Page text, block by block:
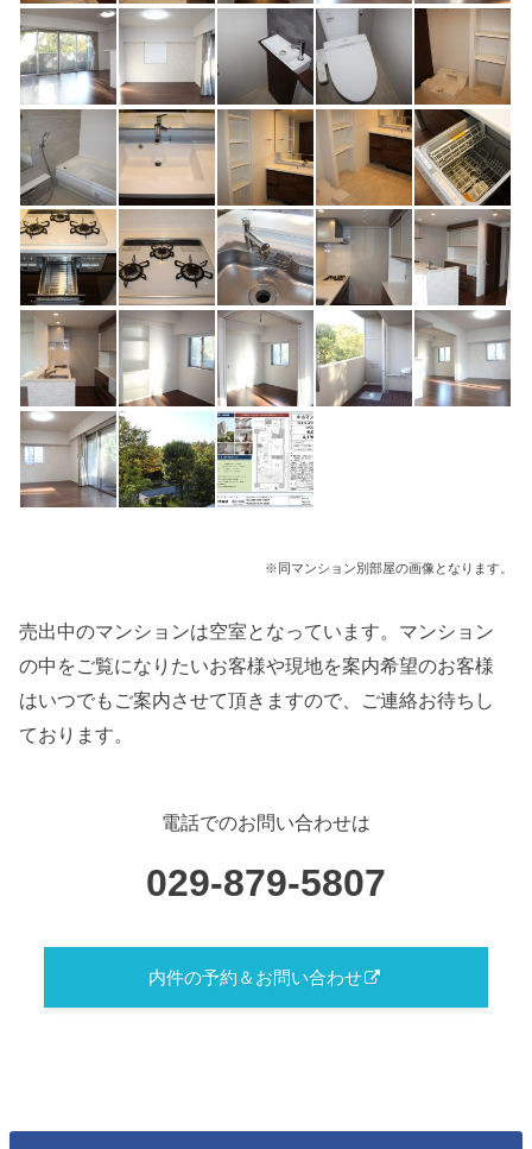
※同マンション別部屋の画像となります。
売出中のマンションは空室となっています。マンション
の中をご覧になりたいお客様や現地を案内希望のお客様
はいつでもご案内させて頂きますので、ご連絡お待ちし
ております。
電話でのお問い合わせは
029-879-5807
内件の予約＆お問い合わせ